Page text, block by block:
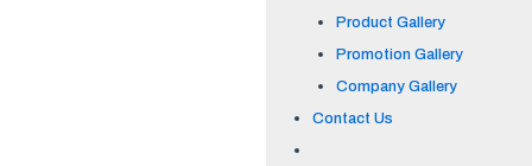
Product Gallery
Promotion Gallery
Company Gallery
Contact Us